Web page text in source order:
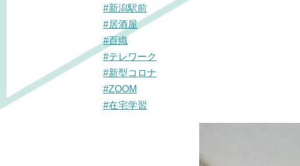
#新潟駅前
#居酒屋
#百織
#テレワーク
#新型コロナ
#ZOOM
#在宅学習